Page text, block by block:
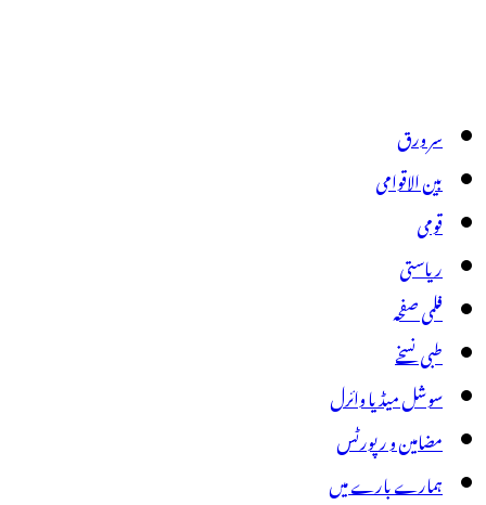
سر ورق
بین الاقوامی
قومی
ریاستی
فلمی صفحہ
طبی نسخے
سوشل میڈیا وائرل
مضامین و رپورٹس
ہمارے بارے میں